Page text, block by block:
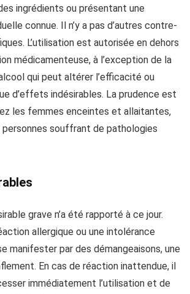
ingrédients ou présentant une
connue. Il n’y a pas d’autres contre-
L’utilisation est autorisée en dehors
médicamenteuse, à l’exception de la
qui peut altérer l’efficacité ou
d’effets indésirables. La prudence est
les femmes enceintes et allaitantes,
personnes souffrant de pathologies
grave n’a été rapporté à ce jour.
allergique ou une intolérance
manifester par des démangeaisons, une
En cas de réaction inattendue, il
immédiatement l’utilisation et de